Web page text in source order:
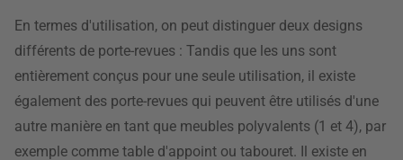
En termes d'utilisation, on peut distinguer deux designs
différents de porte-revues : Tandis que les uns sont
entièrement conçus pour une seule utilisation, il existe
également des porte-revues qui peuvent être utilisés d'une
autre manière en tant que meubles polyvalents (1 et 4), par
exemple comme table d'appoint ou tabouret. Il existe en